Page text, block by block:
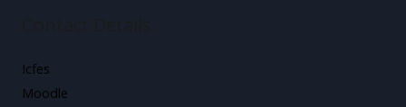
Icfes
Moodle